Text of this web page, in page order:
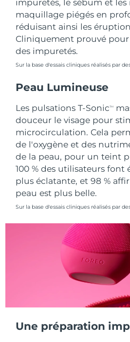
impuretés, le sébum et les
maquillage piégés en
réduisant ainsi les
Cliniquement prouvé
des impuretés.
Sur la base d'essais cliniques réalisés par
Peau Lumineuse
Les pulsations T-SonicTM
douceur le visage pour
microcirculation. Cela
de l'oxygène et des
de la peau, pour un teint
100 % des utilisateurs font
plus éclatante, et 98 %
peau est plus belle.
Sur la base d'essais cliniques réalisés par
Une préparation
Singapour
Slovaquie
Slovénie
Espagne
Suède
Suisse
Taïwan
Émirats arabes unis
États-Unis
Ouzbékistan